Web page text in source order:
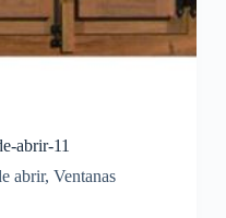
abrir-11
abrir,Ventanas